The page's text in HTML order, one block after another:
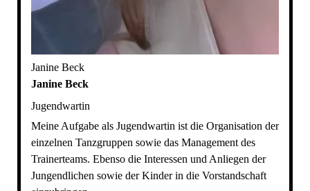
Janine Beck
Janine Beck
Jugendwartin
Meine Aufgabe als Jugendwartin ist die Organisation der
einzelnen Tanzgruppen sowie das Management des
Trainerteams. Ebenso die Interessen und Anliegen der
Jungendlichen sowie der Kinder in die Vorstandschaft